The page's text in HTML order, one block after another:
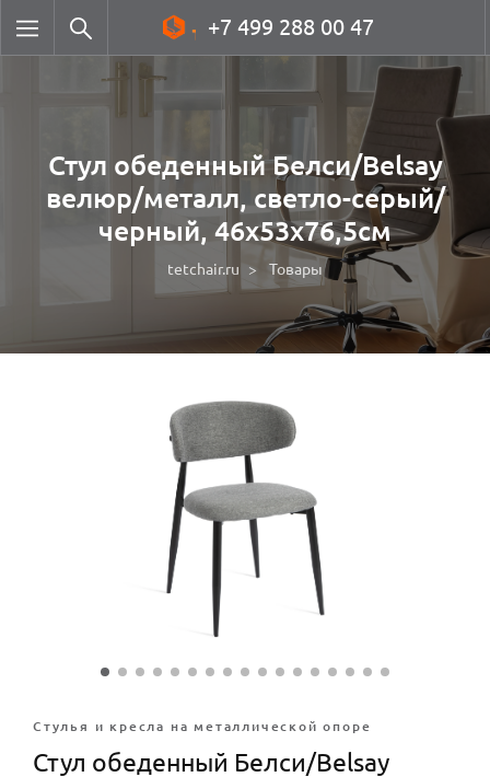
+7 499 288 00 47
Стул обеденный Белси/Belsay
велюр/металл, светло-серый/
черный, 46х53х76,5см
tetchair.ru Товары
Стулья и кресла на металлической опоре
Стул обеденный Белси/Belsay